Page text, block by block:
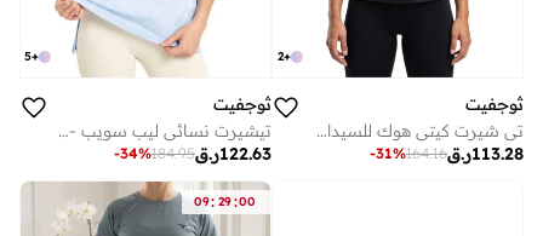
+
2
ثوجفيت
تي شيرت كيتي هوك للسيدات - أسود
ر.ق113.28
164.16
-31%
+
5
ثوجفيت
تيشيرت نسائي ليب سويب - أزرق
ر.ق122.63
184.95
-34%
09: 29:00